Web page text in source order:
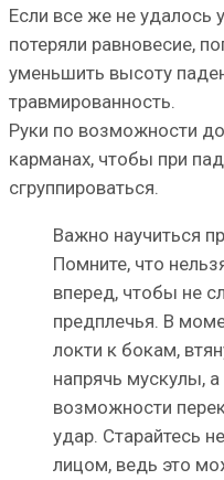
Если все же не удалось
потеряли равновесие,
уменьшить высоту
травмированность.
Руки по возможности
карманах, чтобы при
сгруппироваться.
Важно научиться
Помните, что
вперед, чтобы не
предплечья. В
локти к бокам,
напрячь мускулы,
возможности
удар. Старайтесь
лицом, ведь это